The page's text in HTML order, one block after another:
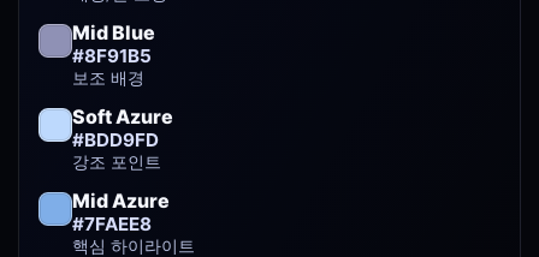
Mid Blue
#8F91B5
보조 배경
Soft Azure
#BDD9FD
강조 포인트
Mid Azure
#7FAEE8
핵심 하이라이트